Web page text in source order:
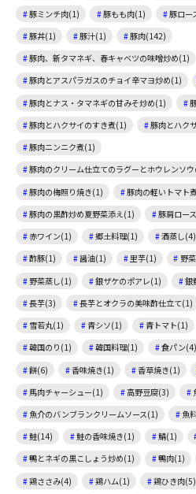
豚ミンチ肉(1)
豚もも肉(1) 豚ロー
豚丼(1)
豚汁(1)
豚肉(142)
豚肉、新タマネギ、春キャベツの味噌炒め(1)
豚肉とアスパラガスのチョイ辛マヨ炒め(1)
豚肉とナス・タマネギの甘みそ炒め(1)
豚肉とハクサイのすき煮(1)
豚肉とハク
豚肉ニンニク煮(1)
豚肉のクリーム仕立てのラグーとホウレンソ
豚肉の梅照り焼き(1)
豚肉の軽いトマト
豚肉の黒酢炒め夏野菜添え(1)
豚肩ロー
赤ワイン(1)
郷土料理(1) 酒蒸し(4)
酢豚(1)
醤油(1) 里芋(1) 野
野菜蒸し(1)
銀ザケのポアレ(1) 銀
長芋(3)
長芋とオクラの美味酢仕立て(1)
雪若丸(1)
青シソ(1) 青トマト(1)
韓国のり(1)
韓国料理(1) 食パン(4)
餅(6)
香味焼き(1) 香草焼き(1)
馬肉チャーシュー(1)
高野豆腐(3)
魚介のバンブランクリームソース(1)
魚
鮭(14)
鮭の香味焼き(1) 鯖(1)
鴨とネギの黒こしょう炒め(1)
鴨肉(1)
鶏ささみ(4)
鶏ハム(1) 鶏ひき肉(5)